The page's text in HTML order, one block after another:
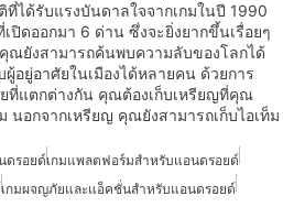
ได้รับแรงบันดาลใจจากเกมในปี 1990
ปิดออกมา 6 ด่าน ซึ่งจะยิ่งยากขึ้นเรื่อยๆ
ยังสามารถค้นพบความลับของโลกได้
อยู่อาศัยในเมืองได้หลายคน ด้วยการ
ที่แตกต่างกัน คุณต้องเก็บเหรียญที่คุณ
นอกจากเหรียญ คุณยังสามารถเก็บไอเท็ม
ดรอยด์เกมแพลตฟอร์มสำหรับแอนดรอยด์
เกมผจญภัยและแอ็คชั่นสำหรับแอนดรอยด์